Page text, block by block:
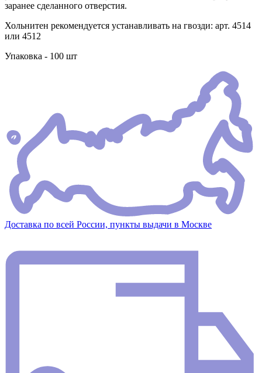
заранее сделанного отверстия.
Хольнитен рекомендуется устанавливать на гвозди: арт. 4514
или 4512
Упаковка - 100 шт
Доставка по всей России, пункты выдачи в Москве